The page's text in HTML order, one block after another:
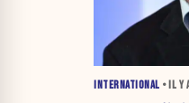
INTERNATIONAL • IL Y